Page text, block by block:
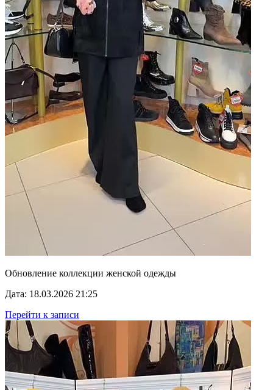
Обновление коллекции женской одежды
Дата: 18.03.2026 21:25
Перейти к записи